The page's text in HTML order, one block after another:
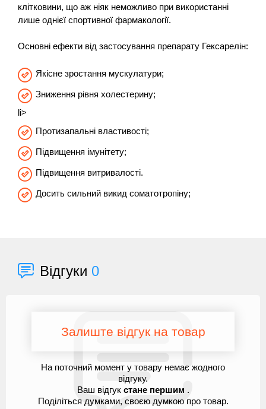
клітковини, що аж ніяк неможливо при використанні
лише однієї спортивної фармакології.
Основні ефекти від застосування препарату Гексарелін:
Якісне зростання мускулатури;
Зниження рівня холестерину;
li>
Протизапальні властивості;
Підвищення імунітету;
Підвищення витривалості.
Досить сильний викид соматотропіну;
Відгуки 0
Залиште відгук на товар
На поточний момент у товару немає жодного
відгуку.
Ваш відгук стане першим .
Поділіться думками, своєю думкою про товар.